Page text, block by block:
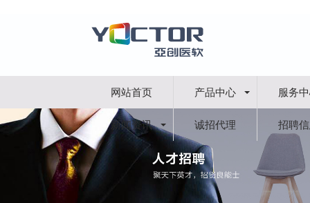
网站首页 产品中心 服务
新闻资讯 诚招代理 招聘